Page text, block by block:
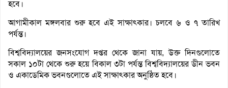
হবে।
আগামীকাল মঙ্গলবার শুরু হবে এই সাক্ষাৎকার। চলবে ৬ ও ৭ তারিখ
পর্যন্ত।
বিশ্ববিদ্যালয়ের জনসংযোগ দপ্তর থেকে জানা যায়, উক্ত দিনগুলোতে
সকাল ১০টা থেকে শুরু হয়ে বিকাল ৩টা পর্যন্ত বিশ্ববিদ্যালয়ের ডীন ভবন
ও একাডেমিক ভবনগুলোতে এই সাক্ষাৎকার অনুষ্ঠিত হবে।